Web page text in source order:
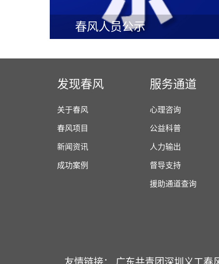
春风人员公示
发现春风
关于春风
春风项目
新闻资讯
成功案例
服务通道
心理咨询
公益科普
人力输出
督导支持
援助通道查询
友情链接： 广东共青团深圳义工春